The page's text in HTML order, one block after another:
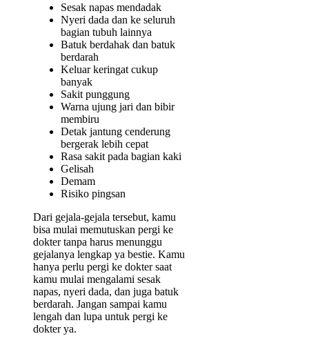
Sesak napas mendadak
Nyeri dada dan ke seluruh
bagian tubuh lainnya
Batuk berdahak dan batuk
berdarah
Keluar keringat cukup
banyak
Sakit punggung
Warna ujung jari dan bibir
membiru
Detak jantung cenderung
bergerak lebih cepat
Rasa sakit pada bagian kaki
Gelisah
Demam
Risiko pingsan
Dari gejala-gejala tersebut, kamu
bisa mulai memutuskan pergi ke
dokter tanpa harus menunggu
gejalanya lengkap ya bestie. Kamu
hanya perlu pergi ke dokter saat
kamu mulai mengalami sesak
napas, nyeri dada, dan juga batuk
berdarah. Jangan sampai kamu
lengah dan lupa untuk pergi ke
dokter ya.